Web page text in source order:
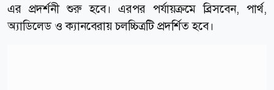
এর প্রদর্শনী শুরু হবে। এরপর পর্যায়ক্রমে ব্রিসবেন, পার্থ,
অ্যাডিলেড ও ক্যানবেরায় চলচ্চিত্রটি প্রদর্শিত হবে।